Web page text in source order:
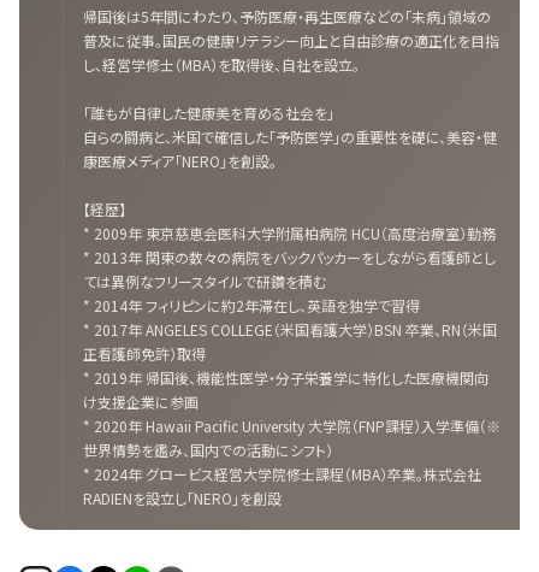
帰国後は5年間にわたり、予防医療・再生医療などの「未病」領域の
普及に従事。国民の健康リテラシー向上と自由診療の適正化を目指
し、経営学修士（MBA）を取得後、自社を設立。
「誰もが自律した健康美を育める社会を」
自らの闘病と、米国で確信した「予防医学」の重要性を礎に、美容・健
康医療メディア「NERO」を創設。
【経歴】
* 2009年 東京慈恵会医科大学附属柏病院 HCU（高度治療室）勤務
* 2013年 関東の数々の病院をバックパッカーをしながら看護師とし
ては異例なフリースタイルで研鑽を積む
* 2014年 フィリピンに約2年滞在し、英語を独学で習得
* 2017年 ANGELES COLLEGE（米国看護大学）BSN 卒業、RN（米国
正看護師免許）取得
* 2019年 帰国後、機能性医学・分子栄養学に特化した医療機関向
け支援企業に参画
* 2020年 Hawaii Pacific University 大学院（FNP課程）入学準備（※
世界情勢を鑑み、国内での活動にシフト）
* 2024年 グロービス経営大学院修士課程（MBA）卒業。株式会社
RADIENを設立し「NERO」を創設